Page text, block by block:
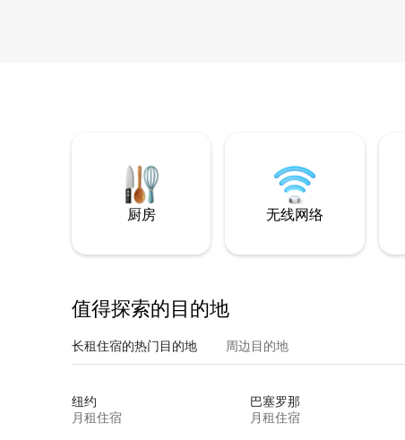
厨房 无线网络
值得探索的目的地
长租住宿的热门目的地 周边目的地
纽约
月租住宿
巴塞罗那
月租住宿